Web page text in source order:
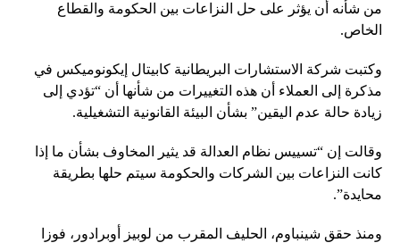
من شأنه أن يؤثر على حل النزاعات بين الحكومة والقطاع
الخاص.
وكتبت شركة الاستشارات البريطانية كابيتال إيكونوميكس في
مذكرة إلى العملاء أن هذه التغييرات من شأنها أن “تؤدي إلى
زيادة حالة عدم اليقين” بشأن البيئة القانونية التشغيلية.
وقالت إن “تسييس نظام العدالة قد يثير المخاوف بشأن ما إذا
كانت النزاعات بين الشركات والحكومة سيتم حلها بطريقة
محايدة”.
ومنذ حقق شينباوم، الحليف المقرب من لوبيز أوبرادور، فوزا